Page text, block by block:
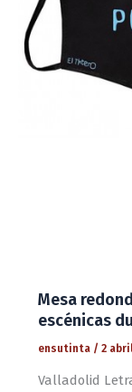
Mesa
escénicas
ensutinta / 2
Valladolid